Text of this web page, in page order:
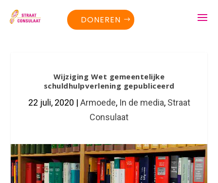
DONEREN
Wijziging Wet gemeentelijke
schuldhulpverlening gepubliceerd
22 juli, 2020 | Armoede, In de media, Straat
Consulaat